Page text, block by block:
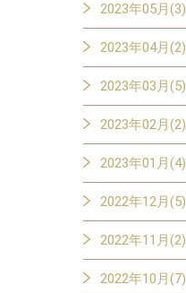
2023年05月(3)
2023年04月(2)
2023年03月(5)
2023年02月(2)
2023年01月(4)
2022年12月(5)
2022年11月(2)
2022年10月(7)